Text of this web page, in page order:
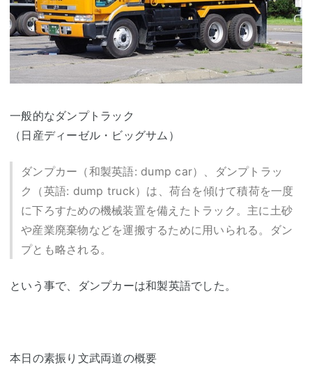
一般的なダンプトラック
（日産ディーゼル・ビッグサム）
ダンプカー（和製英語: dump car）、ダンプトラッ
ク（英語: dump truck）は、荷台を傾けて積荷を一度
に下ろすための機械装置を備えたトラック。主に土砂
や産業廃棄物などを運搬するために用いられる。ダン
プとも略される。
という事で、ダンプカーは和製英語でした。
本日の素振り文武両道の概要